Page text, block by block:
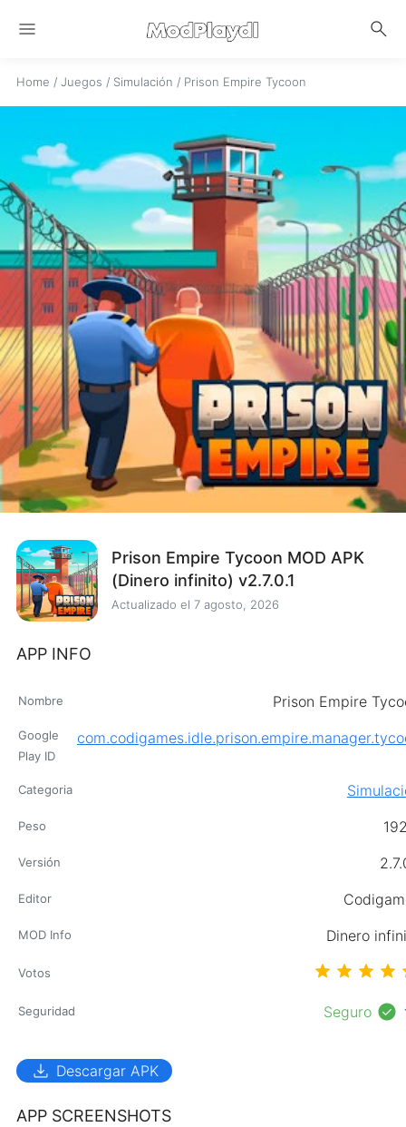
menu search
Home / Juegos / Simulación / Prison Empire Tycoon
Prison Empire Tycoon MOD APK
(Dinero infinito) v2.7.0.1
Actualizado el 7 agosto, 2026
APP INFO
Nombre Prison Empire
Google
Play ID
Categoria
Peso
Versión
Editor
MOD Info Dinero
Votos
Seguridad Seguro check_circle
download Descargar APK
APP SCREENSHOTS